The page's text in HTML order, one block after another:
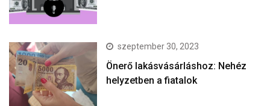
szeptember 30, 2023
Önerő lakásvásárláshoz: Nehéz
helyzetben a fiatalok